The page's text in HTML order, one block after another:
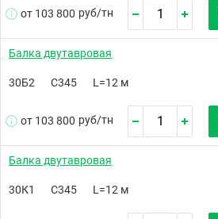
от 103 800 руб/тн
Балка двутавровая
30Б2 С345 L=12 м
от 103 800 руб/тн
Балка двутавровая
30К1 С345 L=12 м